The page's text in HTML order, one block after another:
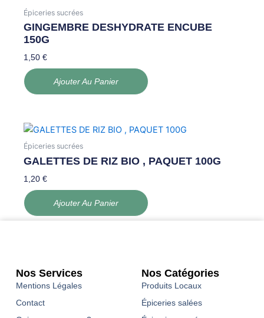
Épiceries sucrées
GINGEMBRE DESHYDRATE ENCUBE
150G
1,50€
Ajouter Au Panier
Épiceries sucrées
GALETTES DE RIZ BIO , PAQUET 100G
1,20€
Ajouter Au Panier
Nos Services
Mentions Légales
Contact
Nos Catégories
Produits Locaux
Épiceries salées